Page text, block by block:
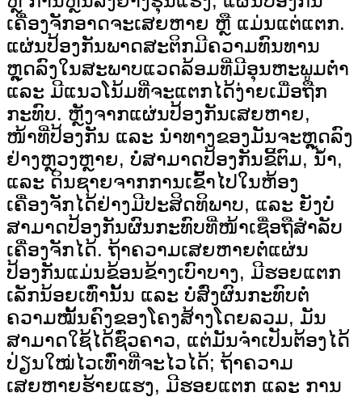
ເຄື່ອງຈັກອາດຈະເສຍຫາຍ ຫຼື ແມ່ນແຕ່ແຕກ.
ແຜ່ນປ້ອງກັນພາດສະຕິກມີຄວາມທົນທານ
ຫຼຸດລົງໃນສະພາບແວດລ້ອມທີ່ມີອຸນຫະພູມຕໍ່າ
ແລະ ມີແນວໂນ້ມທີ່ຈະແຕກໄດ້ງ່າຍເມື່ອຖືກ
ກະທົບ. ຫຼັງຈາກແຜ່ນປ້ອງກັນເສຍຫາຍ,
ໜ້າທີ່ປ້ອງກັນ ແລະ ນຳທາງຂອງມັນຈະຫຼຸດລົງ
ຢ່າງຫຼວງຫຼາຍ, ບໍ່ສາມາດປ້ອງກັນຂີ້ຕົມ, ນ້ຳ,
ແລະ ດິນຊາຍຈາກການເຂົ້າໄປໃນຫ້ອງ
ເຄື່ອງຈັກໄດ້ຢ່າງມີປະສິດທິພາບ, ແລະ ຍັງບໍ່
ສາມາດປ້ອງກັນຜົນກະທົບທີ່ໜ້າເຊື່ອຖືສຳລັບ
ເຄື່ອງຈັກໄດ້. ຖ້າຄວາມເສຍຫາຍຕໍ່ແຜ່ນ
ປ້ອງກັນແມ່ນຂ້ອນຂ້າງເບົາບາງ, ມີຮອຍແຕກ
ເລັກນ້ອຍເທົ່ານັ້ນ ແລະ ບໍ່ສົ່ງຜົນກະທົບຕໍ່
ຄວາມໝັ້ນຄົງຂອງໂຄງສ້າງໂດຍລວມ, ມັນ
ສາມາດໃຊ້ໄດ້ຊົ່ວຄາວ, ແຕ່ມັນຈຳເປັນຕ້ອງໄດ້
ປ່ຽນໃໝ່ໄວເທົ່າທີ່ຈະໄວໄດ້; ຖ້າຄວາມ
ເສຍຫາຍຮ້າຍແຮງ, ມີຮອຍແຕກ ແລະ ການ